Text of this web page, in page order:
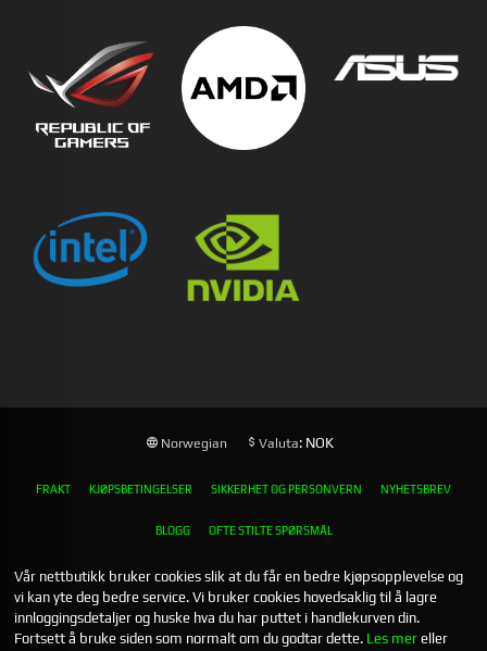
Norwegian Valuta: NOK
FRAKT KJØPSBETINGELSER SIKKERHET OG PERSONVERN NYHETSBREV
BLOGG OFTE STILTE SPØRSMÅL
Vår nettbutikk bruker cookies slik at du får en bedre kjøpsopplevelse og
vi kan yte deg bedre service. Vi bruker cookies hovedsaklig til å lagre
innloggingsdetaljer og huske hva du har puttet i handlekurven din.
Fortsett å bruke siden som normalt om du godtar dette. Les mer eller